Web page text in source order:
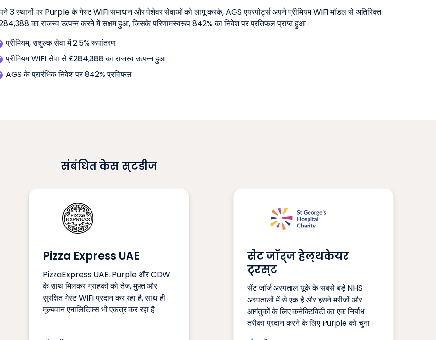
3 स्थानों पर Purple के गेस्ट WiFi समाधान और पेशेवर सेवाओं को लागू करके, AGS एयरपोर्ट्स अपने प्रीमियम WiFi मॉडल से अतिरिक्त
का राजस्व उत्पन्न करने में सक्षम हुआ, जिसके परिणामस्वरूप 842% का निवेश पर प्रतिफल प्राप्त हुआ।
प्रीमियम, सशुल्क सेवा में 2.5% रूपांतरण
प्रीमियम WiFi सेवा से £284,388 का राजस्व उत्पन्न हुआ
AGS के प्रारंभिक निवेश पर 842% प्रतिफल
संबंधित केस स्टडीज
Pizza Express UAE
PizzaExpress UAE, Purple और CDW
के साथ मिलकर ग्राहकों को तेज़, मुफ़्त और
सुरक्षित गेस्ट WiFi प्रदान कर रहा है, साथ ही
मूल्यवान एनालिटिक्स भी एकत्र कर रहा है।
सेंट जॉर्ज हेल्थकेयर
ट्रस्ट
सेंट जॉर्ज अस्पताल यूके के सबसे बड़े NHS
अस्पतालों में से एक है और इसने मरीजों और
आगंतुकों के लिए कनेक्टिविटी का एक निर्बाध
तरीका प्रदान करने के लिए Purple को चुना।